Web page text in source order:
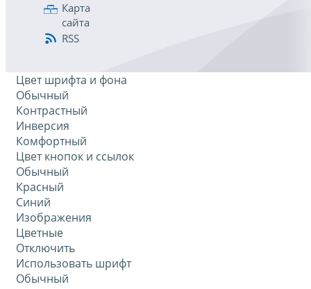
Карта
сайта
RSS
Цвет шрифта и фона
Обычный
Контрастный
Инверсия
Комфортный
Цвет кнопок и ссылок
Обычный
Красный
Синий
Изображения
Цветные
Отключить
Использовать шрифт
Обычный